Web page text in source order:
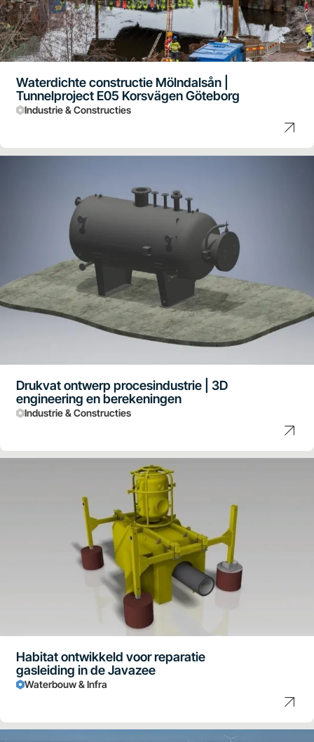
Waterdichte constructie Mölndalsån |
Tunnelproject E05 Korsvägen Göteborg
Industrie & Constructies
Drukvat ontwerp procesindustrie | 3D
engineering en berekeningen
Industrie & Constructies
Habitat ontwikkeld voor reparatie
gasleiding in de Javazee
Waterbouw & Infra